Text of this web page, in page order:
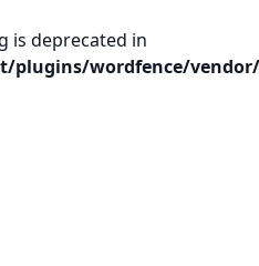
is deprecated in
plugins/wordfence/